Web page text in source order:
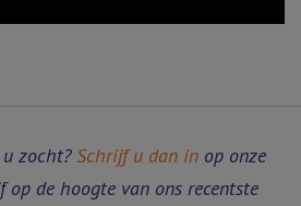
zocht?Schrijf u dan inop onze
de hoogte van ons recentste